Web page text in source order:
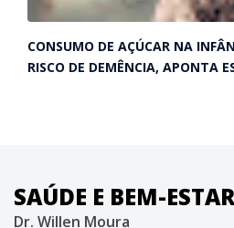
CONSUMO DE AÇÚCAR NA
RISCO DE DEMÊNCIA, APONTA
SAÚDE E BEM-ESTAR
Dr. Willen Moura